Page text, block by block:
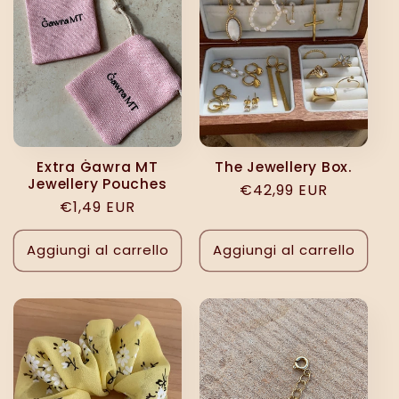
Extra Ġawra MT
Jewellery Pouches
Prezzo
di
listino
€1,49 EUR
Aggiungi al carrello
The Jewellery Box.
Prezzo
listino
€42,99 EUR
Aggiungi al carrello